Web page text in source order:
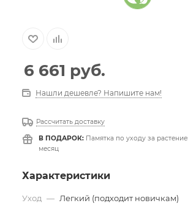
6 661 руб.
Нашли дешевле? Напишите нам!
Рассчитать доставку
В ПОДАРОК: Памятка по уходу за
месяц
Характеристики
Уход — Легкий (подходит новичкам)